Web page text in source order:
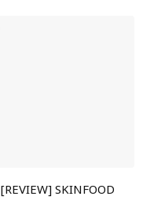
[REVIEW] SKINFOOD